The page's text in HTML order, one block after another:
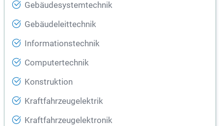
Gebäudesystemtechnik
Gebäudeleittechnik
Informationstechnik
Computertechnik
Konstruktion
Kraftfahrzeugelektrik
Kraftfahrzeugelektronik